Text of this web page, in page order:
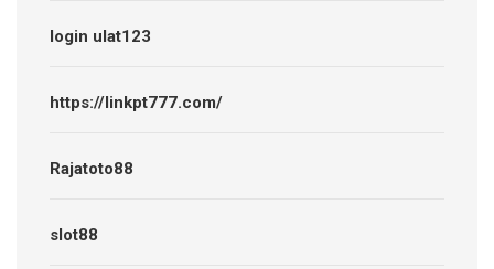
login ulat123
https://linkpt777.com/
Rajatoto88
slot88